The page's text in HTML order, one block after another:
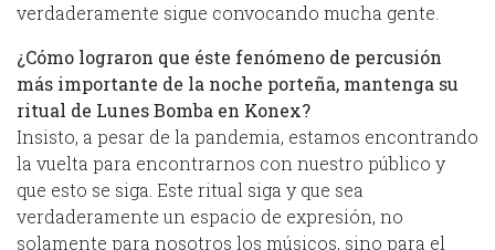
verdaderamente sigue convocando mucha gente.
¿Cómo lograron que éste fenómeno de percusión
más importante de la noche porteña, mantenga su
ritual de Lunes Bomba en Konex?
Insisto, a pesar de la pandemia, estamos encontrando
la vuelta para encontrarnos con nuestro público y
que esto se siga. Este ritual siga y que sea
verdaderamente un espacio de expresión, no
solamente para nosotros los músicos, sino para el